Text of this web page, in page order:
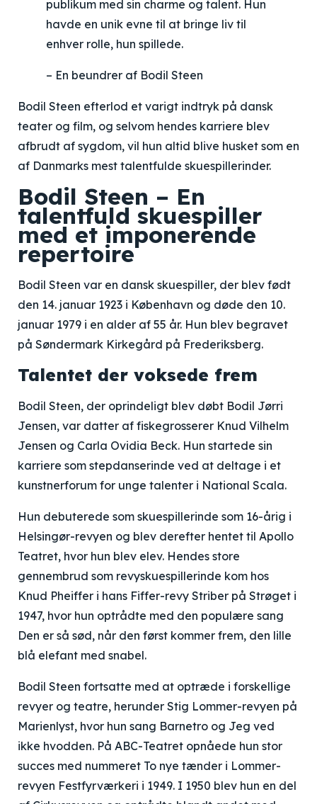
publikum med sin charme og talent. Hun
havde en unik evne til at bringe liv til
enhver rolle, hun spillede.
– En beundrer af Bodil Steen
Bodil Steen efterlod et varigt indtryk på dansk
teater og film, og selvom hendes karriere blev
afbrudt af sygdom, vil hun altid blive husket som en
af Danmarks mest talentfulde skuespillerinder.
Bodil Steen – En
talentfuld skuespiller
med et imponerende
repertoire
Bodil Steen var en dansk skuespiller, der blev født
den 14. januar 1923 i København og døde den 10.
januar 1979 i en alder af 55 år. Hun blev begravet
på Søndermark Kirkegård på Frederiksberg.
Talentet der voksede frem
Bodil Steen, der oprindeligt blev døbt Bodil Jørri
Jensen, var datter af fiskegrosserer Knud Vilhelm
Jensen og Carla Ovidia Beck. Hun startede sin
karriere som stepdanserinde ved at deltage i et
kunstnerforum for unge talenter i National Scala.
Hun debuterede som skuespillerinde som 16-årig i
Helsingør-revyen og blev derefter hentet til Apollo
Teatret, hvor hun blev elev. Hendes store
gennembrud som revyskuespillerinde kom hos
Knud Pheiffer i hans Fiffer-revy Striber på Strøget i
1947, hvor hun optrådte med den populære sang
Den er så sød, når den først kommer frem, den lille
blå elefant med snabel.
Bodil Steen fortsatte med at optræde i forskellige
revyer og teatre, herunder Stig Lommer-revyen på
Marienlyst, hvor hun sang Barnetro og Jeg ved
ikke hvodden. På ABC-Teatret opnåede hun stor
succes med nummeret To nye tænder i Lommer-
revyen Festfyrværkeri i 1949. I 1950 blev hun en del